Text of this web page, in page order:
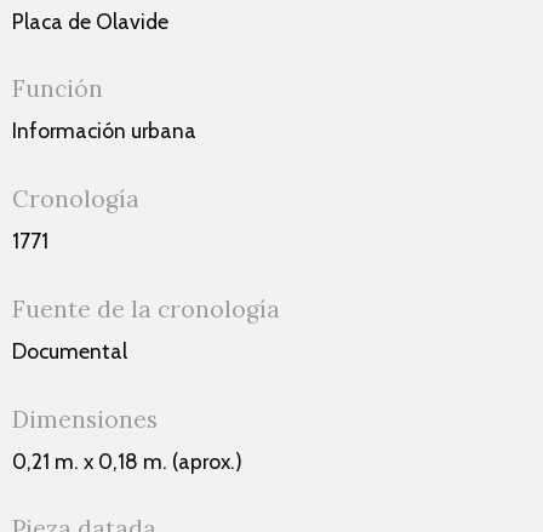
Placa de Olavide
Función
Información urbana
Cronología
1771
Fuente de la cronología
Documental
Dimensiones
0,21 m. x 0,18 m. (aprox.)